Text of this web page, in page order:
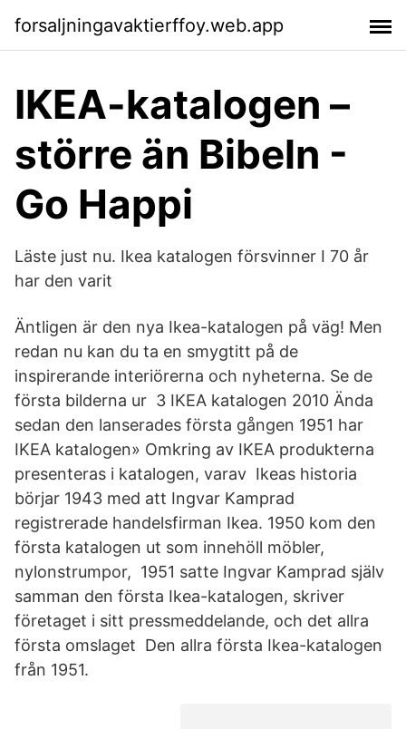
forsaljningavaktierffoy.web.app
IKEA-katalogen –
större än Bibeln -
Go Happi
Läste just nu. Ikea katalogen försvinner I 70 år
har den varit
Äntligen är den nya Ikea-katalogen på väg! Men
redan nu kan du ta en smygtitt på de
inspirerande interiörerna och nyheterna. Se de
första bilderna ur 3 IKEA katalogen 2010 Ända
sedan den lanserades första gången 1951 har
IKEA katalogen» Omkring av IKEA produkterna
presenteras i katalogen, varav Ikeas historia
börjar 1943 med att Ingvar Kamprad
registrerade handelsfirman Ikea. 1950 kom den
första katalogen ut som innehöll möbler,
nylonstrumpor, 1951 satte Ingvar Kamprad själv
samman den första Ikea-katalogen, skriver
företaget i sitt pressmeddelande, och det allra
första omslaget Den allra första Ikea-katalogen
från 1951.